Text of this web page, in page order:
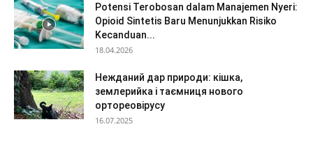
Potensi Terobosan dalam Manajemen Nyeri:
Opioid Sintetis Baru Menunjukkan Risiko
Kecanduan...
18.04.2026
Нежданий дар природи: кішка,
землерийка і таємниця нового
ортореовірусу
16.07.2025